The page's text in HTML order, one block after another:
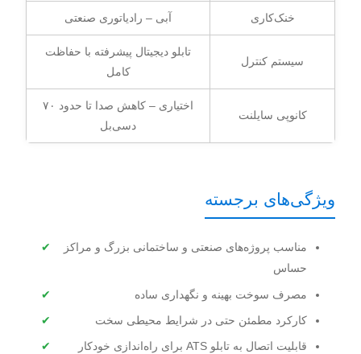
خنک‌کاری آبی – رادیاتوری صنعتی
سیستم کنترل
تابلو دیجیتال پیشرفته با حفاظت
کامل
کانوپی سایلنت
اختیاری – کاهش صدا تا حدود ۷۰
دسی‌بل
ویژگی‌های برجسته
مناسب پروژه‌های صنعتی و ساختمانی بزرگ و مراکز
حساس
مصرف سوخت بهینه و نگهداری ساده
کارکرد مطمئن حتی در شرایط محیطی سخت
قابلیت اتصال به تابلو ATS برای راه‌اندازی خودکار